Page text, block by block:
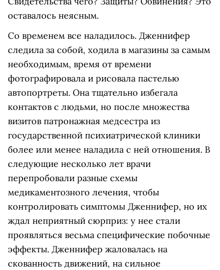
оставалось неясным.
Со временем все наладилось. Дженнифер
следила за собой, ходила в магазины за самым
необходимым, время от времени
фотографировала и рисовала пастелью
автопортреты. Она тщательно избегала
контактов с людьми, но после множества
визитов патронажная медсестра из
государственной психиатрической клиники
более или менее наладила с ней отношения. В
следующие несколько лет врачи
перепробовали разные схемы
медикаментозного лечения, чтобы
контролировать симптомы Дженнифер, но их
ждал неприятный сюрприз: у нее стали
проявляться весьма специфические побочные
эффекты. Дженнифер жаловалась на
скованность движений, на сильное